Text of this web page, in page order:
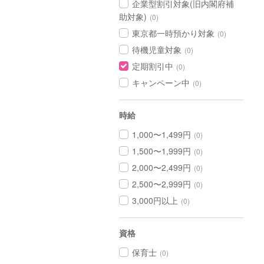
企業型割引対象(旧内閣府補
助対象) (0)
東京都一時預かり対象 (0)
待機児童対象 (0)
定期割引中 (0)
キャンペーン中 (0)
時給
1,000〜1,499円 (0)
1,500〜1,999円 (0)
2,000〜2,499円 (0)
2,500〜2,999円 (0)
3,000円以上 (0)
資格
保育士 (0)